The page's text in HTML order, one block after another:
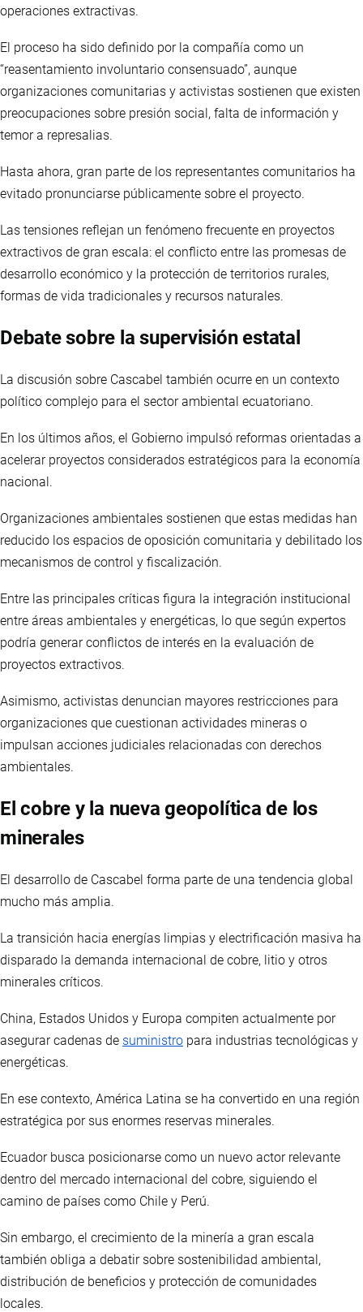
operaciones extractivas.
El proceso ha sido definido por la compañía como un
“reasentamiento involuntario consensuado”, aunque
organizaciones comunitarias y activistas sostienen que existen
preocupaciones sobre presión social, falta de información y
temor a represalias.
Hasta ahora, gran parte de los representantes comunitarios ha
evitado pronunciarse públicamente sobre el proyecto.
Las tensiones reflejan un fenómeno frecuente en proyectos
extractivos de gran escala: el conflicto entre las promesas de
desarrollo económico y la protección de territorios rurales,
formas de vida tradicionales y recursos naturales.
Debate sobre la supervisión estatal
La discusión sobre Cascabel también ocurre en un contexto
político complejo para el sector ambiental ecuatoriano.
En los últimos años, el Gobierno impulsó reformas orientadas a
acelerar proyectos considerados estratégicos para la economía
nacional.
Organizaciones ambientales sostienen que estas medidas han
reducido los espacios de oposición comunitaria y debilitado los
mecanismos de control y fiscalización.
Entre las principales críticas figura la integración institucional
entre áreas ambientales y energéticas, lo que según expertos
podría generar conflictos de interés en la evaluación de
proyectos extractivos.
Asimismo, activistas denuncian mayores restricciones para
organizaciones que cuestionan actividades mineras o
impulsan acciones judiciales relacionadas con derechos
ambientales.
El cobre y la nueva geopolítica de los
minerales
El desarrollo de Cascabel forma parte de una tendencia global
mucho más amplia.
La transición hacia energías limpias y electrificación masiva ha
disparado la demanda internacional de cobre, litio y otros
minerales críticos.
China, Estados Unidos y Europa compiten actualmente por
asegurar cadenas de suministro para industrias tecnológicas y
energéticas.
En ese contexto, América Latina se ha convertido en una región
estratégica por sus enormes reservas minerales.
Ecuador busca posicionarse como un nuevo actor relevante
dentro del mercado internacional del cobre, siguiendo el
camino de países como Chile y Perú.
Sin embargo, el crecimiento de la minería a gran escala
también obliga a debatir sobre sostenibilidad ambiental,
distribución de beneficios y protección de comunidades
locales.